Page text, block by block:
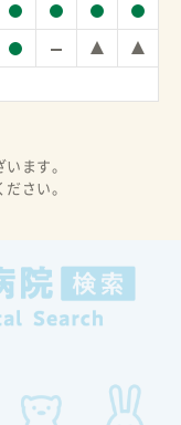
ます。
さい。